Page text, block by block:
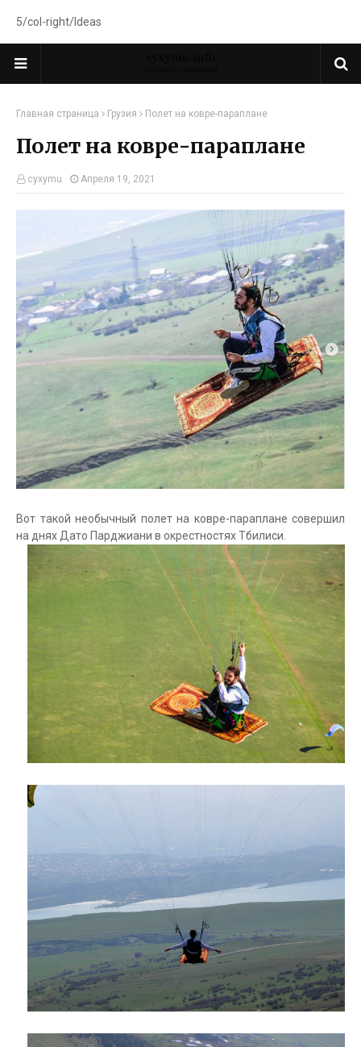
5/col-right/Ideas
Главная страница Грузия Полет на ковре-параплане
Полет на ковре-параплане
cyxymu Апреля 19, 2021
Вот такой необычный полет на ковре-параплане совершил
на днях Дато Парджиани в окрестностях Тбилиси.